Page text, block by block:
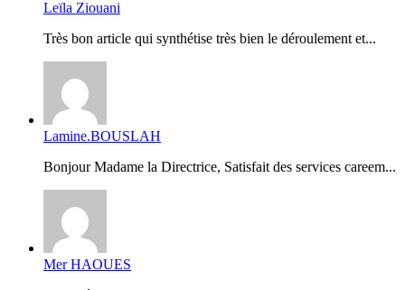
Leïla Ziouani
Très bon article qui synthétise très bien le déroulement et...
Lamine.BOUSLAH
Bonjour Madame la Directrice, Satisfait des services careem...
Mer HAOUES